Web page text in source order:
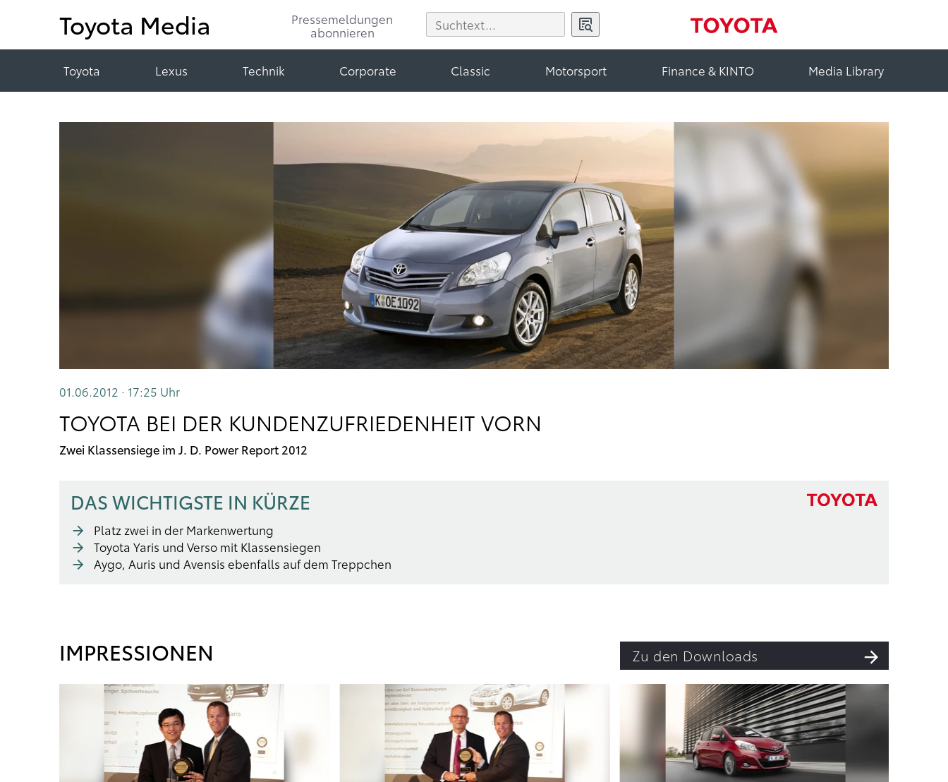
Toyota Media
Pressemeldungen
abonnieren
Toyota Lexus Technik Corporate Classic Motorsport Finance & KINTO Media Library
01.06.2012 · 17:25 Uhr
TOYOTA BEI DER KUNDENZUFRIEDENHEIT VORN
Zwei Klassensiege im J. D. Power Report 2012
DAS WICHTIGSTE IN KÜRZE
Platz zwei in der Markenwertung
Toyota Yaris und Verso mit Klassensiegen
Aygo, Auris und Avensis ebenfalls auf dem Treppchen
IMPRESSIONEN Zu den Downloads